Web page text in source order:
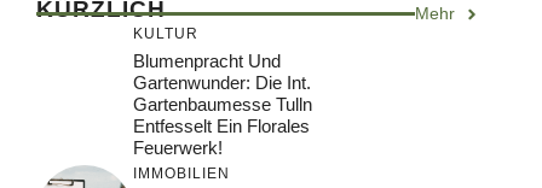
KÜRZLICH Mehr
KULTUR
Blumenpracht Und
Gartenwunder: Die Int.
Gartenbaumesse Tulln
Entfesselt Ein Florales
Feuerwerk!
IMMOBILIEN